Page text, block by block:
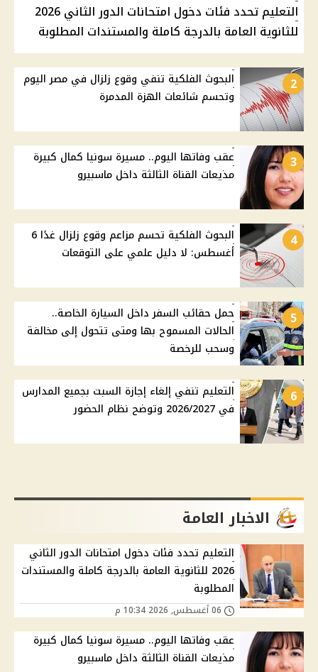
التعليم تحدد فئات دخول امتحانات الدور الثاني 2026
للثانوية العامة بالدرجة كاملة والمستندات المطلوبة
2
البحوث الفلكية تنفي وقوع زلزال في مصر اليوم
وتحسم شائعات الهزة المدمرة
3
عقب وفاتها اليوم.. مسيرة سونيا كمال كبيرة
مذيعات القناة الثالثة داخل ماسبيرو
4
البحوث الفلكية تحسم مزاعم وقوع زلزال غدًا 6
أغسطس: لا دليل علمي على التوقعات
5
حمل حقائب السفر داخل السيارة الخاصة..
الحالات المسموح بها ومتى تتحول إلى مخالفة
وسحب للرخصة
6
التعليم تنفي إلغاء إجازة السبت بجميع المدارس
في 2026/2027 وتوضح نظام الحضور
الاخبار العامة
التعليم تحدد فئات دخول امتحانات الدور الثاني
2026 للثانوية العامة بالدرجة كاملة والمستندات
المطلوبة
عقب وفاتها اليوم.. مسيرة سونيا كمال كبيرة
مذيعات القناة الثالثة داخل ماسبيرو